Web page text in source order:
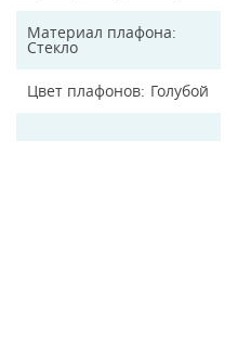
Материал плафона
Стекло
Цвет плафонов Голубой